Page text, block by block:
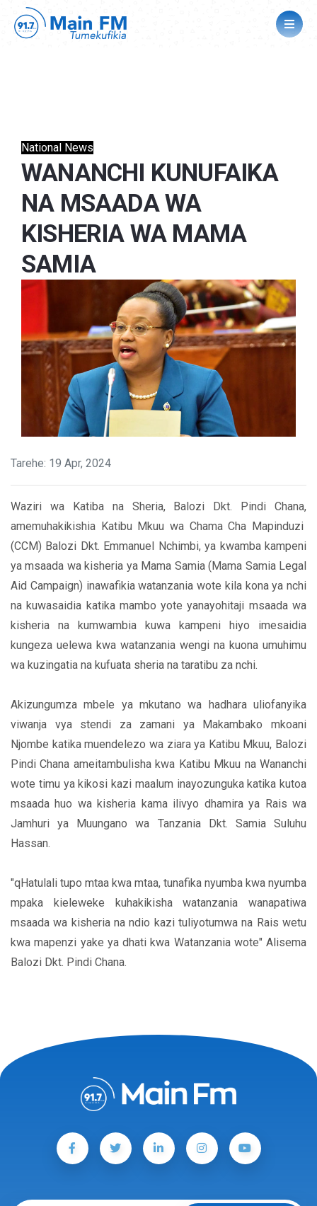
National News
WANANCHI KUNUFAIKA
NA MSAADA WA
KISHERIA WA MAMA
SAMIA
Tarehe: 19 Apr, 2024
Waziri wa Katiba na Sheria, Balozi Dkt. Pindi Chana,
amemuhakikishia Katibu Mkuu wa Chama Cha Mapinduzi
(CCM) Balozi Dkt. Emmanuel Nchimbi, ya kwamba kampeni
ya msaada wa kisheria ya Mama Samia (Mama Samia Legal
Aid Campaign) inawafikia watanzania wote kila kona ya nchi
na kuwasaidia katika mambo yote yanayohitaji msaada wa
kisheria na kumwambia kuwa kampeni hiyo imesaidia
kungeza uelewa kwa watanzania wengi na kuona umuhimu
wa kuzingatia na kufuata sheria na taratibu za nchi.
Akizungumza mbele ya mkutano wa hadhara uliofanyika
viwanja vya stendi za zamani ya Makambako mkoani
Njombe katika muendelezo wa ziara ya Katibu Mkuu, Balozi
Pindi Chana ameitambulisha kwa Katibu Mkuu na Wananchi
wote timu ya kikosi kazi maalum inayozunguka katika kutoa
msaada huo wa kisheria kama ilivyo dhamira ya Rais wa
Jamhuri ya Muungano wa Tanzania Dkt. Samia Suluhu
Hassan.
"qHatulali tupo mtaa kwa mtaa, tunafika nyumba kwa nyumba
mpaka kieleweke kuhakikisha watanzania wanapatiwa
msaada wa kisheria na ndio kazi tuliyotumwa na Rais wetu
kwa mapenzi yake ya dhati kwa Watanzania wote" Alisema
Balozi Dkt. Pindi Chana.